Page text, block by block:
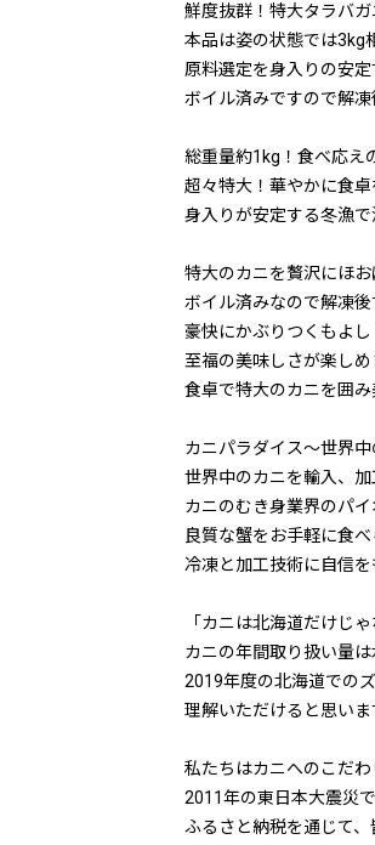
鮮度抜群！特大タラバガ
本品は姿の状態では3kg
原料選定を身入りの安
ボイル済みですので解凍
総重量約1kg！食べ応え
超々特大！華やかに食
身入りが安定する冬漁
特大のカニを贅沢にほ
ボイル済みなので解凍後
豪快にかぶりつくもよ
至福の美味しさが楽しめ
食卓で特大のカニを囲
カニパラダイス〜世界
世界中のカニを輸入、
カニのむき身業界のパイ
良質な蟹をお手軽に食
冷凍と加工技術に自信
「カニは北海道だけじ
カニの年間取り扱い量
2019年度の北海道での
理解いただけると思いま
私たちはカニへのこだ
2011年の東日本大震災
ふるさと納税を通じて、